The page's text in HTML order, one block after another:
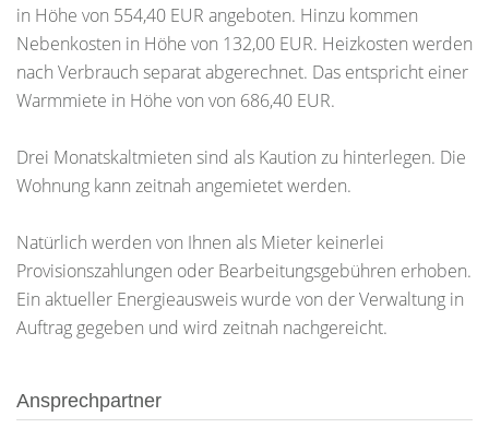
in Höhe von 554,40 EUR angeboten. Hinzu kommen
Nebenkosten in Höhe von 132,00 EUR. Heizkosten werden
nach Verbrauch separat abgerechnet. Das entspricht einer
Warmmiete in Höhe von von 686,40 EUR.
Drei Monatskaltmieten sind als Kaution zu hinterlegen. Die
Wohnung kann zeitnah angemietet werden.
Natürlich werden von Ihnen als Mieter keinerlei
Provisionszahlungen oder Bearbeitungsgebühren erhoben.
Ein aktueller Energieausweis wurde von der Verwaltung in
Auftrag gegeben und wird zeitnah nachgereicht.
Ansprechpartner